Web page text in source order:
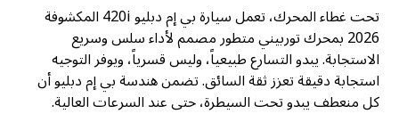
تحت غطاء المحرك، تعمل سيارة بي إم دبليو 420i المكشوفة
2026 بمحرك توربيني متطور مصمم لأداء سلس وسريع
الاستجابة. يبدو التسارع طبيعياً، وليس قسرياً، ويوفر التوجيه
استجابة دقيقة تعزز ثقة السائق. تضمن هندسة بي إم دبليو أن
كل منعطف يبدو تحت السيطرة، حتى عند السرعات العالية.